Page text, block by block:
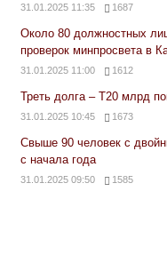
31.01.2025 11:35 1687
Около 80 должностных
проверок минпросвета в
31.01.2025 11:00 1612
Треть долга – Т20 млрд
31.01.2025 10:45 1673
Свыше 90 человек с
с начала года
31.01.2025 09:50 1585